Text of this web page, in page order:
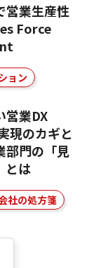
営業生産性
Force
ョン
営業DX
現のカギと
部門の「見
とは
社の処方箋